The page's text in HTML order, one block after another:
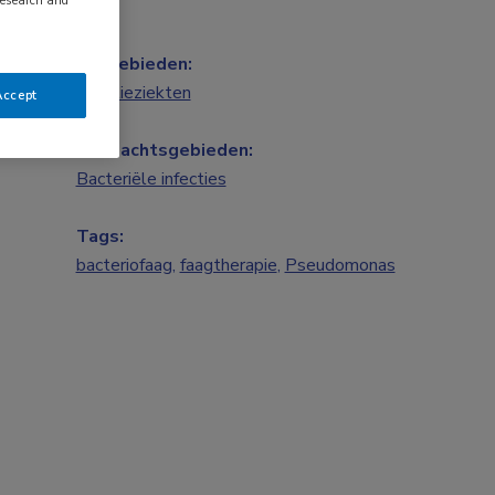
Vakgebieden:
Infectieziekten
Aandachtsgebieden:
Bacteriële infecties
Tags:
bacteriofaag, faagtherapie, Pseudomonas